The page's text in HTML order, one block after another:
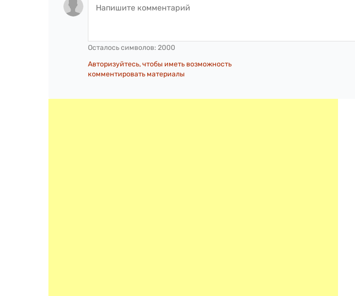
Осталось символов: 2000
Авторизуйтесь, чтобы иметь возможность
комментировать материалы